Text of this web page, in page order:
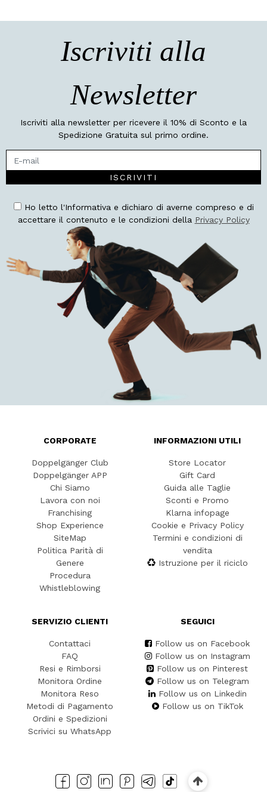
Iscriviti alla
Newsletter
Iscriviti alla newsletter per ricevere il 10% di Sconto e la
Spedizione Gratuita sul primo ordine.
ISCRIVITI
Ho letto l'Informativa e dichiaro di averne compreso e di
accettare il contenuto e le condizioni della Privacy Policy
CORPORATE
Doppelgänger Club
Doppelgänger APP
Chi Siamo
Lavora con noi
Franchising
Shop Experience
SiteMap
Politica Parità di
Genere
Procedura
Whistleblowing
INFORMAZIONI UTILI
Store Locator
Gift Card
Guida alle Taglie
Sconti e Promo
Klarna infopage
Cookie e Privacy Policy
Termini e condizioni di
vendita
Istruzione per il riciclo
SERVIZIO CLIENTI
Contattaci
FAQ
Resi e Rimborsi
Monitora Ordine
Monitora Reso
Metodi di Pagamento
Ordini e Spedizioni
Scrivici su WhatsApp
SEGUICI
Follow us on Facebook
Follow us on Instagram
Follow us on Pinterest
Follow us on Telegram
Follow us on Linkedin
Follow us on TikTok